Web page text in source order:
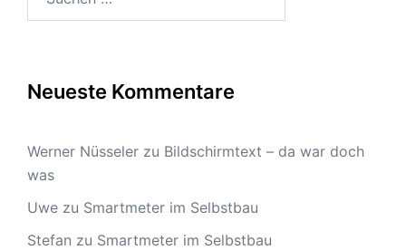
Neueste Kommentare
Werner Nüsseler zu Bildschirmtext – da war doch
was
Uwe zu Smartmeter im Selbstbau
Stefan zu Smartmeter im Selbstbau